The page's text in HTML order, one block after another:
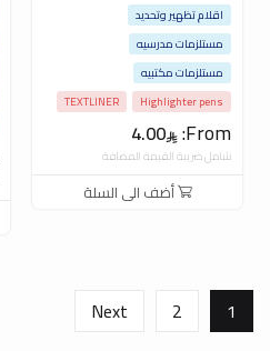
From:
4.00
اقلام تظهير وتحديد
مستلزمات مدرسيه
مستلزمات مكتبيه
Highlighter pens
TEXTLINER
شامل ضريبة القيمة المضافة
أضف الى السلة
1
2
Next